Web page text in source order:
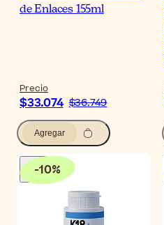
de Enlaces 155ml
Precio
$33.074 $36.749
Agregar
-10%